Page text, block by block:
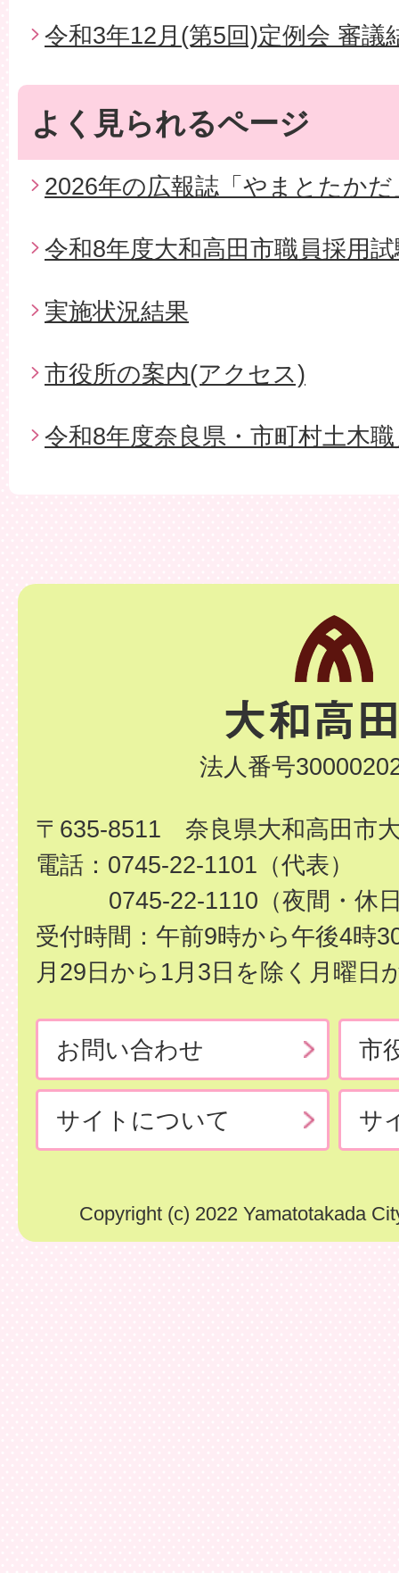
令和3年12月(第5回)定例会 審議
よく見られるページ
2026年の広報誌「やまとたかだ
令和8年度大和高田市職員採用
実施状況結果
市役所の案内(アクセス)
令和8年度奈良県・市町村土木
法人番号
〒635-8511 奈良県大和高田市
電話：0745-22-1101（代表）
0745-22-1110（夜間・休
受付時間：午前9時から午後4時
月29日から1月3日を除く月曜日
お問い合わせ 市
サイトについて サ
Copyright (c) 2022 Yamatotakada